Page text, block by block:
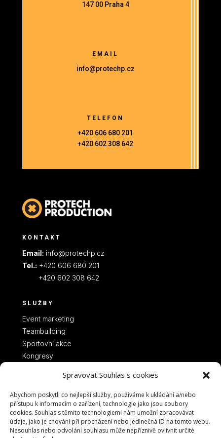
Spravovat Souhlas s cookies
Abychom poskytli co nejlepší služby, používáme k ukládání a/nebo
přístupu k informacím o zařízení, technologie jako jsou soubory
cookies. Souhlas s těmito technologiemi nám umožní zpracovávat
údaje, jako je chování při procházení nebo jedinečná ID na tomto webu.
Nesouhlas nebo odvolání souhlasu může nepříznivě ovlivnit určité
147 00 Praha 4
EMAIL
info@protechp.cz
TELEFON
+420 606 680 201
+420 602 308 642
KONTAKT
Email: info@protechp.cz
Tel.: +420 606 680 201
+420 602 308 642
SLUŽBY
Event marketing
Teambuilding
Sportovní akce
Kongresy